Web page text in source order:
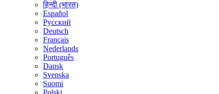
हिन्दी (भारत)
Español
Русский
Deutsch
Français
Nederlands
Português
Dansk
Svenska
Suomi
Polski